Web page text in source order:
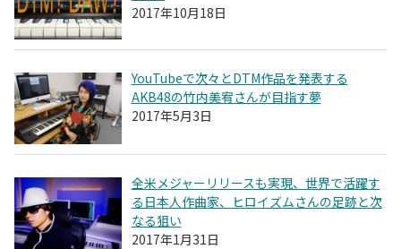
2017年10月18日
YouTubeで次々とDTM作品を発表する
AKB48の竹内美宥さんが目指す夢
2017年5月3日
全米メジャーリリースも実現、世界で活躍す
る日本人作曲家、ヒロイズムさんの足跡と次
なる狙い
2017年1月31日